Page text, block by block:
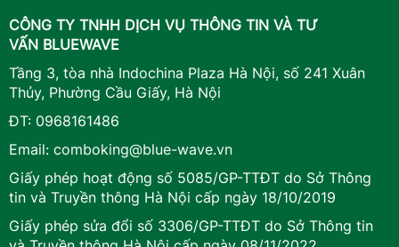
CÔNG TY TNHH DỊCH VỤ THÔNG TIN VÀ TƯ
VẤN BLUEWAVE
Tầng 3, tòa nhà Indochina Plaza Hà Nội, số 241 Xuân
Thủy, Phường Cầu Giấy, Hà Nội
ĐT: 0968161486
Email: comboking@blue-wave.vn
Giấy phép hoạt động số 5085/GP-TTĐT do Sở Thông
tin và Truyền thông Hà Nội cấp ngày 18/10/2019
Giấy phép sửa đổi số 3306/GP-TTĐT do Sở Thông tin